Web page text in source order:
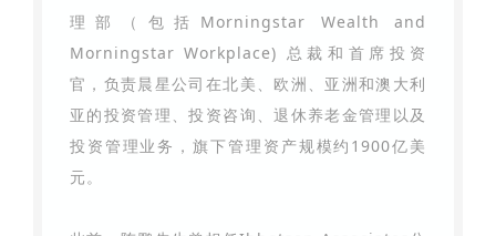
理部（包括Morningstar Wealth and
Morningstar Workplace) 总裁和首席投资
官，负责晨星公司在北美、欧洲、亚洲和澳大利
亚的投资管理、投资咨询、退休养老金管理以及
投资管理业务，旗下管理资产规模约1900亿美
元。